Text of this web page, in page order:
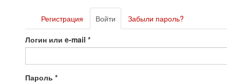
Главные
вкладки
Регистрация Войти (активная
вкладка)
Забыли пароль?
Логин или e-mail *
Пароль *